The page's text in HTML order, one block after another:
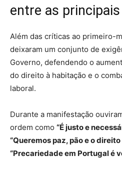
entre as
Além das críticas ao primeiro-
deixaram um conjunto de
Governo, defendendo o
do direito à habitação e o
laboral.
Durante a manifestação
ordem como “É justo e
“Queremos paz, pão e o
“Precariedade em Portugal é